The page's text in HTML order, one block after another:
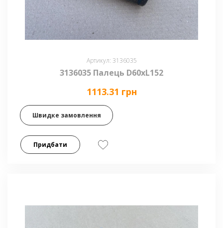
Артикул: 3136035
3136035 Палець D60xL152
1113.31 грн
Швидке замовлення
Придбати